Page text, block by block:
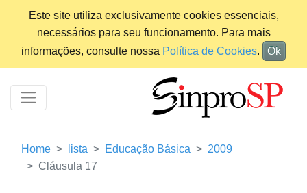
Este site utiliza exclusivamente cookies essenciais,
necessários para seu funcionamento. Para mais
informações, consulte nossa Política de Cookies. Ok
Home lista Educação Básica
2009
Cláusula 17